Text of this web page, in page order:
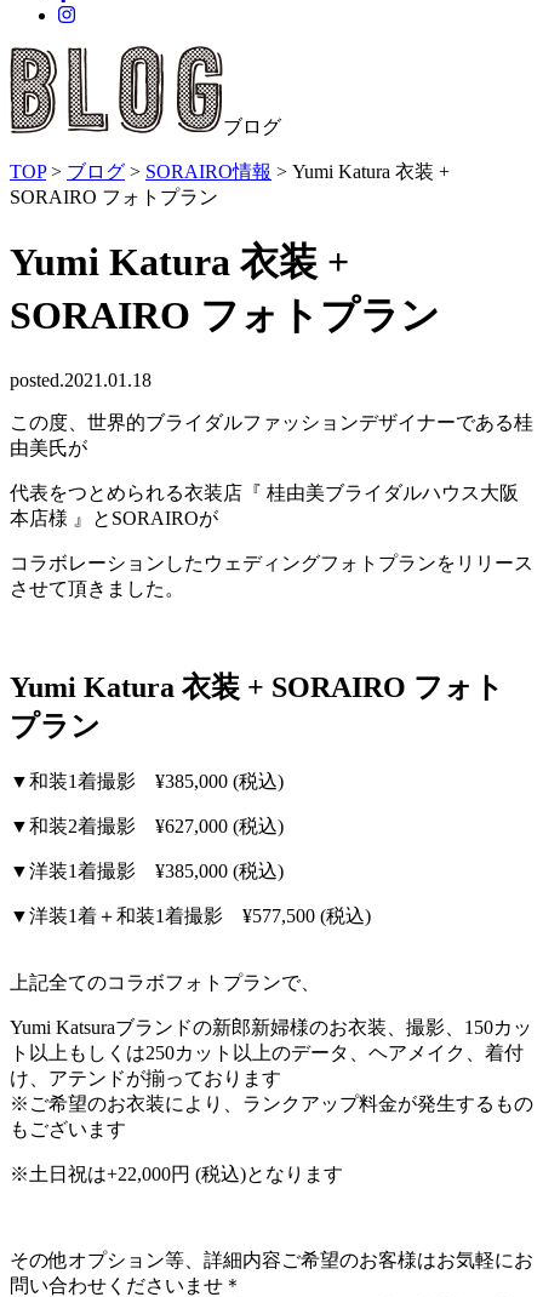
ブログ
TOP> ブログ > SORAIRO情報 > Yumi Katura 衣装 +
SORAIRO フォトプラン
Yumi Katura 衣装 +
SORAIRO フォトプラン
posted.2021.01.18
この度、 世界的ブライダルファッションデザイナーである桂
由美氏が
代表をつとめられる衣装店『 桂由美ブライダルハウス大阪
本店様 』とSORAIROが
コラボレーションしたウェディングフォトプランをリリース
させて頂きました。
Yumi Katura 衣装 + SORAIRO フォト
プラン
▼和装1着撮影 ¥385,000 (税込)
▼和装2着撮影 ¥627,000 (税込)
▼洋装1着撮影 ¥385,000 (税込)
▼洋装1着＋和装1着撮影 ¥577,500 (税込)
上記全てのコラボフォトプランで、
Yumi Katsuraブランドの新郎新婦様のお衣装、撮影、 150カッ
ト以上もしくは250カット以上のデータ、ヘアメイク、着付
け、アテンドが揃っております
※ご希望のお衣装により、ランクアップ料金が発生するもの
もございます
※土日祝は+22,000円 (税込)となります
その他オプション等、詳細内容ご希望のお客様はお気軽にお
問い合わせくださいませ＊